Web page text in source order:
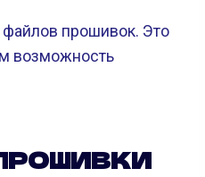
файлов прошивок. Это
возможность